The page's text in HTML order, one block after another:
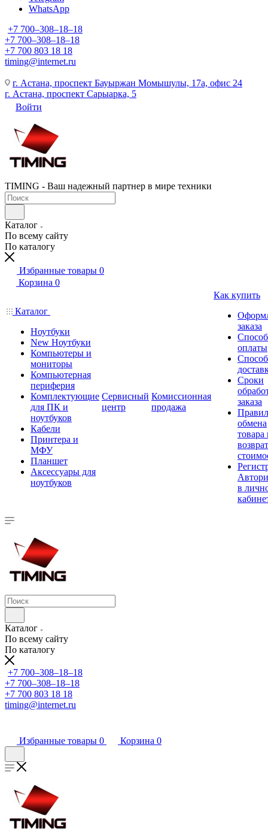
WhatsApp
+7 700‒308‒18‒18
+7 700‒308‒18‒18
+7 700 803 18 18
timing@internet.ru
г. Астана, проспект Бауыржан Момышулы, 17а, офис 24
г. Астана, проспект Сарыарка, 5
Войти
TIMING - Ваш надежный партнер в мире техники
Каталог
По всему сайту
По каталогу
Избранные товары 0
Корзина 0
Каталог
Ноутбуки
New Ноутбуки
Компьютеры и
мониторы
Компьютерная
периферия
Комплектующие
для ПК и
ноутбуков
Кабели
Принтера и
МФУ
Планшет
Аксессуары для
ноутбуков
Сервисный
центр
Комиссионная
продажа
Как купить
заказа
оплаты
Сроки
заказа
обмена
товара
в
Каталог
По всему сайту
По каталогу
+7 700‒308‒18‒18
+7 700‒308‒18‒18
+7 700 803 18 18
timing@internet.ru
Избранные товары 0 Корзина 0